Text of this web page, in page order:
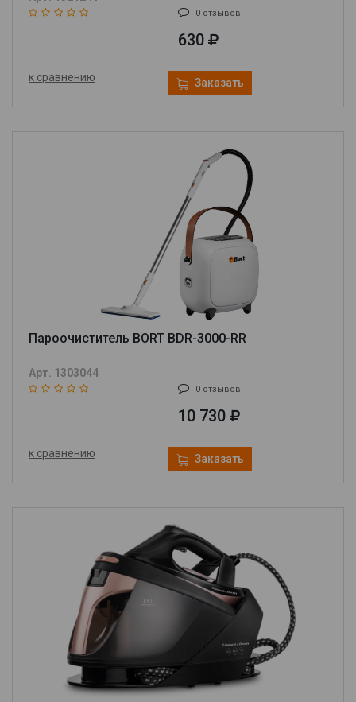
0 отзывов
630
к сравнению Заказать
Пароочиститель BORT BDR-3000-RR
Арт. 1303044
0 отзывов
10 730
к сравнению Заказать